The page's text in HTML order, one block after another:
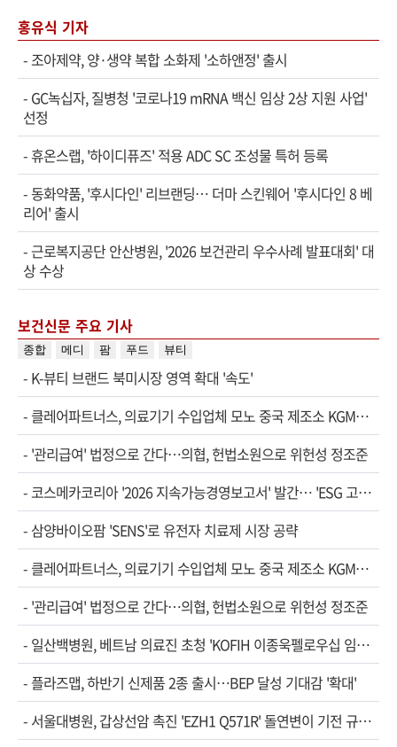
홍유식 기자
-조아제약, 양·생약 복합 소화제 '소하앤정' 출시
- GC녹십자, 질병청 '코로나19 mRNA 백신 임상 2상 지원 사업'
선정
-휴온스랩, '하이디퓨즈' 적용 ADC SC 조성물 특허 등록
-동화약품, '후시다인' 리브랜딩… 더마 스킨웨어 '후시다인 8 베
리어' 출시
- 근로복지공단 안산병원, '2026 보건관리 우수사례 발표대회' 대
상 수상
보건신문 주요 기사
종합 메디 팜 푸드 뷰티
- K-뷰티 브랜드 북미시장 영역 확대 '속도'
- 클레어파트너스, 의료기기 수입업체 모노 중국 제조소 KGM…
- '관리급여' 법정으로 간다…의협, 헌법소원으로 위헌성 정조준
- 코스메카코리아 '2026 지속가능경영보고서' 발간… 'ESG 고…
- 삼양바이오팜 'SENS'로 유전자 치료제 시장 공략
- 클레어파트너스, 의료기기 수입업체 모노 중국 제조소 KGM…
- '관리급여' 법정으로 간다…의협, 헌법소원으로 위헌성 정조준
- 일산백병원, 베트남 의료진 초청 'KOFIH 이종욱펠로우십 임…
-플라즈맵, 하반기 신제품 2종 출시…BEP 달성 기대감 '확대'
- 서울대병원, 갑상선암 촉진 'EZH1 Q571R' 돌연변이 기전 규…